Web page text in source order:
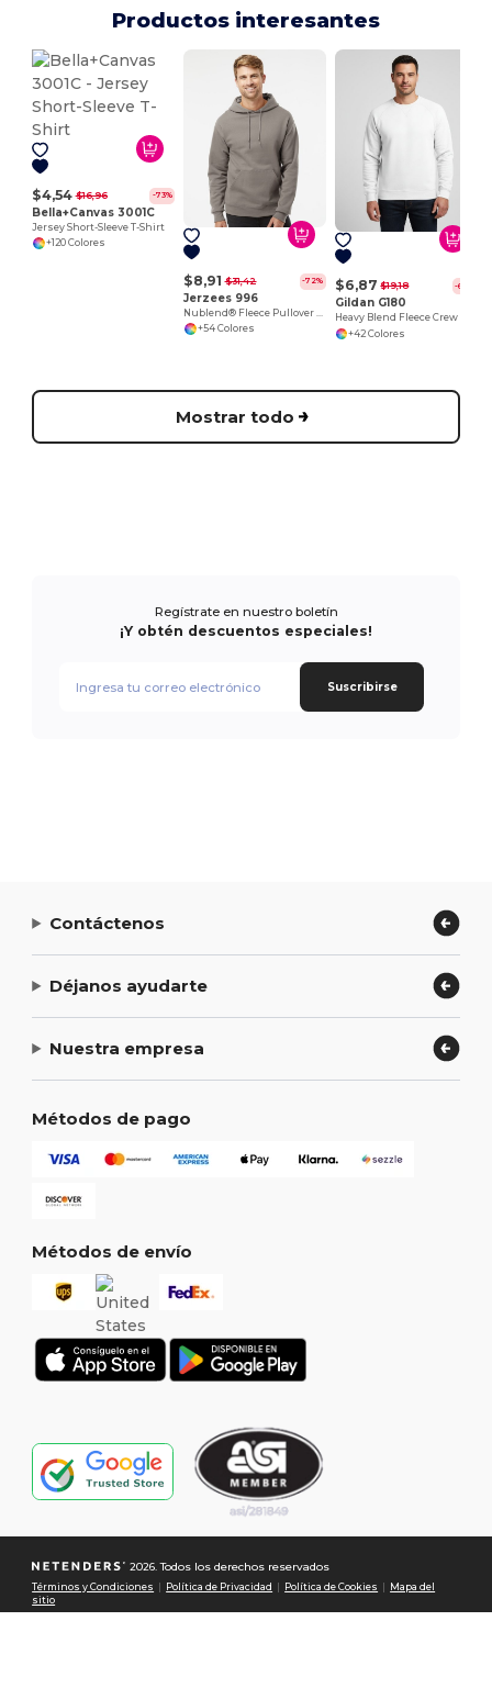
Productos interesantes
$4,54 $16,96 -73%
Bella+Canvas 3001C
Jersey Short-Sleeve T-Shirt
+120 Colores
$8,91 $31,42 -72%
Jerzees 996
+54 Colores
$6,87 $19,18 -64%
Gildan G180
Heavy Blend Fleece Crew
+42 Colores
Mostrar todo
Regístrate en nuestro boletín
¡Y obtén descuentos especiales!
Suscribirse
Contáctenos
Déjanos ayudarte
Nuestra empresa
Métodos de pago
Métodos de envío
2026. Todos los derechos reservados
Términos y Condiciones Política de Privacidad Política de Cookies
Mapa del
sitio